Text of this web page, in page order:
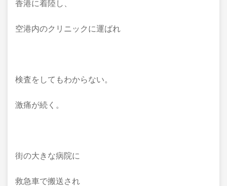
香港に着陸し、
空港内のクリニックに運ばれ
検査をしてもわからない。
激痛が続く。
街の大きな病院に
救急車で搬送され